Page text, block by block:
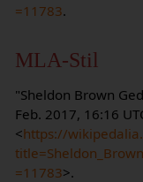
=11783.
MLA-Stil
"Sheldon Brown
Feb. 2017, 16:16
<https://
=11783>.